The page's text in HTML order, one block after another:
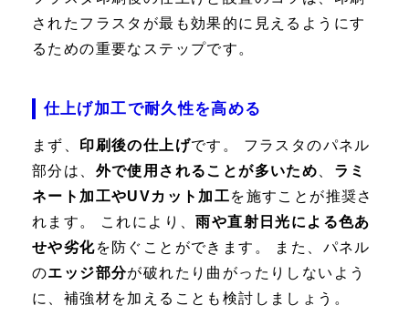
されたフラスタが最も効果的に見えるようにす
るための重要なステップです。
仕上げ加工で耐久性を高める
まず、 印刷後の仕上げです。 フラスタのパネル
部分は、 外で使用されることが多いため
ラミ
ネート加工やUVカット加工を施すことが推奨さ
れます。 これにより、雨や直射日光による色あ
せや劣化を防ぐことができます。 また、パネル
のエッジ部分が破れたり曲がったりしないよう
に、補強材を加えることも検討しましょう。